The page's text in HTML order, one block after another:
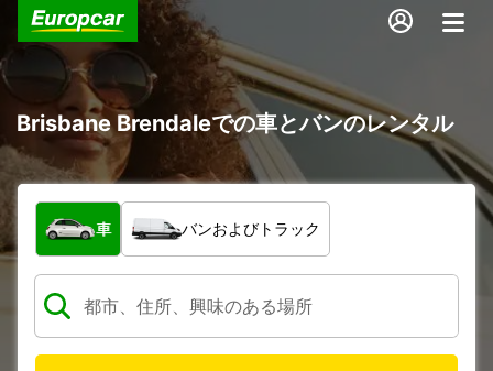
Brisbane Brendaleでの車とバンのレンタル
車両の種類
車 バンおよびトラック